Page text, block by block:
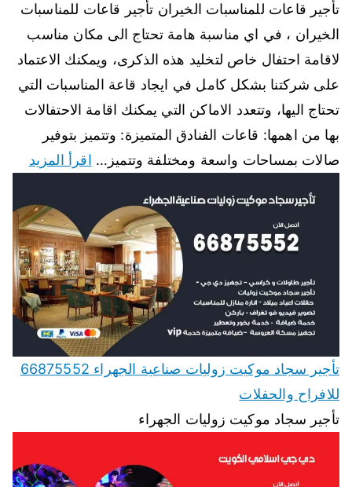
تأجير قاعات للمناسبات الخيران تأجير قاعات للمناسبات
الخيران ، في اي مناسبة هامة تحتاج الى مكان مناسب
لاقامة احتفال خاص لتخليد هذه الذكرى، ويمكنك الاعتماد
على شركتنا بشكل كامل في ايجاد قاعة المناسبات التي
تحتاج اليها، وتتعدد الاماكن التي يمكنك اقامة الاحتفالات
بها من اهمها: قاعات الفنادق المتميزة: وتتميز بتوفير
صالات بمساحات واسعة ومختلفة وتتميز… اقرأ المزيد
تأجير سجاد موكيت زوليات صناعية الجهراء 66875552
للافراح والحفلات
تأجير سجاد موكيت زوليات الجهراء